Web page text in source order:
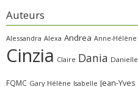
Auteurs
Alessandra Alexa Andrea Anne-Hélène
Cinzia Claire Dania Danielle
FQMC Gary Hélène Isabelle Jean-Yves